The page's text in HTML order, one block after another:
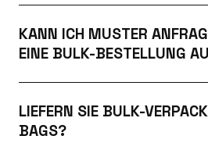
KANN ICH MUSTER
EINE BULK-BESTELLUNG
LIEFERN SIE BULK-
BAGS?